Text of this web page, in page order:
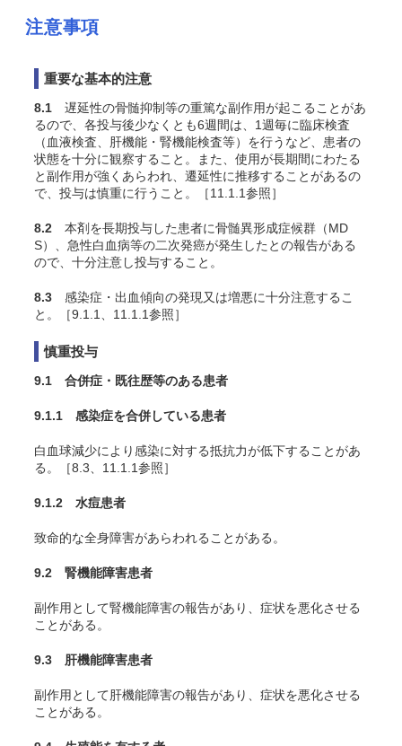
注意事項
重要な基本的注意
8.1 遅延性の骨髄抑制等の重篤な副作用が起こることがあ
るので、各投与後少なくとも6週間は、1週毎に臨床検査
（血液検査、肝機能・腎機能検査等）を行うなど、患者の
状態を十分に観察すること。また、使用が長期間にわたる
と副作用が強くあらわれ、遷延性に推移することがあるの
で、投与は慎重に行うこと。［11.1.1参照］
8.2 本剤を長期投与した患者に骨髄異形成症候群（MD
S）、急性白血病等の二次発癌が発生したとの報告がある
ので、十分注意し投与すること。
8.3 感染症・出血傾向の発現又は増悪に十分注意するこ
と。［9.1.1、11.1.1参照］
慎重投与
9.1 合併症・既往歴等のある患者
9.1.1 感染症を合併している患者
白血球減少により感染に対する抵抗力が低下することがあ
る。［8.3、11.1.1参照］
9.1.2 水痘患者
致命的な全身障害があらわれることがある。
9.2 腎機能障害患者
副作用として腎機能障害の報告があり、症状を悪化させる
ことがある。
9.3 肝機能障害患者
副作用として肝機能障害の報告があり、症状を悪化させる
ことがある。